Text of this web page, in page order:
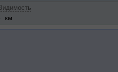
км